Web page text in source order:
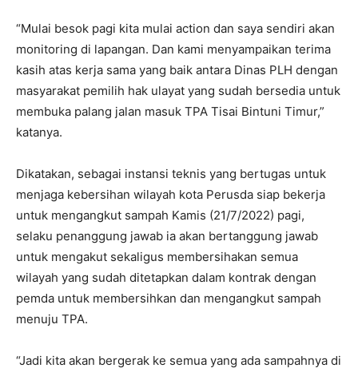
“Mulai besok pagi kita mulai action dan saya sendiri akan
monitoring di lapangan. Dan kami menyampaikan terima
kasih atas kerja sama yang baik antara Dinas PLH dengan
masyarakat pemilih hak ulayat yang sudah bersedia untuk
membuka palang jalan masuk TPA Tisai Bintuni Timur,”
katanya.
Dikatakan, sebagai instansi teknis yang bertugas untuk
menjaga kebersihan wilayah kota Perusda siap bekerja
untuk mengangkut sampah Kamis (21/7/2022) pagi,
selaku penanggung jawab ia akan bertanggung jawab
untuk mengakut sekaligus membersihakan semua
wilayah yang sudah ditetapkan dalam kontrak dengan
pemda untuk membersihkan dan mengangkut sampah
menuju TPA.
“Jadi kita akan bergerak ke semua yang ada sampahnya di